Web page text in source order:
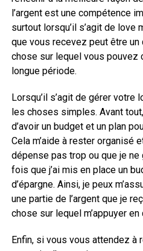
l’argent est une compétence
surtout lorsqu’il s’agit de love
que vous recevez peut être un
chose sur lequel vous pouvez
longue période.
Lorsqu’il s’agit de gérer votre
les choses simples. Avant
d’avoir un budget et un plan
Cela m’aide à rester organisé
dépense pas trop ou que je ne
fois que j’ai mis en place un
d’épargne. Ainsi, je peux
une partie de l’argent que je
chose sur lequel m’appuyer en
Enfin, si vous vous attendez à